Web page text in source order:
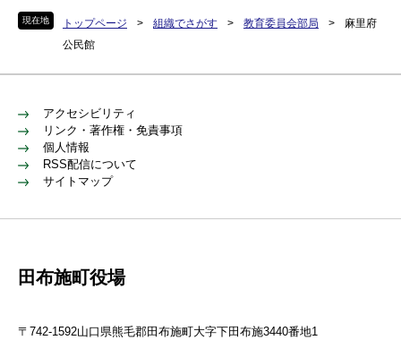
現在地 トップページ > 組織でさがす > 教育委員会部局 >
麻里府
公民館
アクセシビリティ
リンク・著作権・免責事項
個人情報
RSS配信について
サイトマップ
田布施町役場
〒742-1592山口県熊毛郡田布施町大字下田布施3440番地1